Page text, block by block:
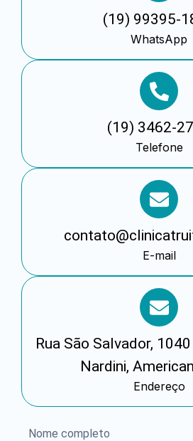
(19) 99395-
WhatsApp
(19) 3462-
Telefone
E-mail
Rua São Salvador,
Nardini,
Endereço
Nome completo